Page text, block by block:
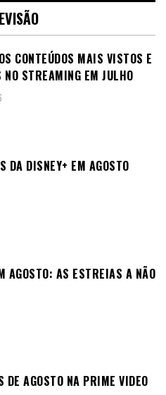
CONTEÚDOS MAIS VISTOS E
NO STREAMING EM JULHO
DA DISNEY+ EM AGOSTO
AGOSTO: AS ESTREIAS A NÃO
DE AGOSTO NA PRIME VIDEO